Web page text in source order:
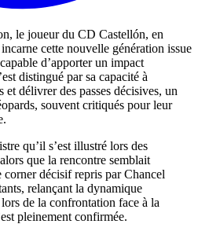
le joueur du CD Castellón, en
cette nouvelle génération issue
d’apporter un impact
distingué par sa capacité à
et délivrer des passes décisives, un
souvent critiqués pour leur
qu’il s’est illustré lors des
que la rencontre semblait
décisif repris par Chancel
relançant la dynamique
de la confrontation face à la
pleinement confirmée.